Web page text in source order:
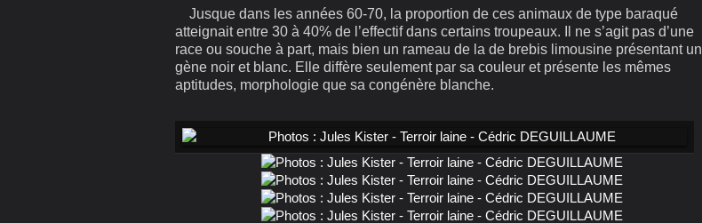
Jusque dans les années 60-70, la proportion de ces animaux de type baraqué
atteignait entre 30 à 40% de l’effectif dans certains troupeaux. Il ne s’agit pas d’une
race ou souche à part, mais bien un rameau de la de brebis limousine présentant un
gène noir et blanc. Elle diffère seulement par sa couleur et présente les mêmes
aptitudes, morphologie que sa congénère blanche.